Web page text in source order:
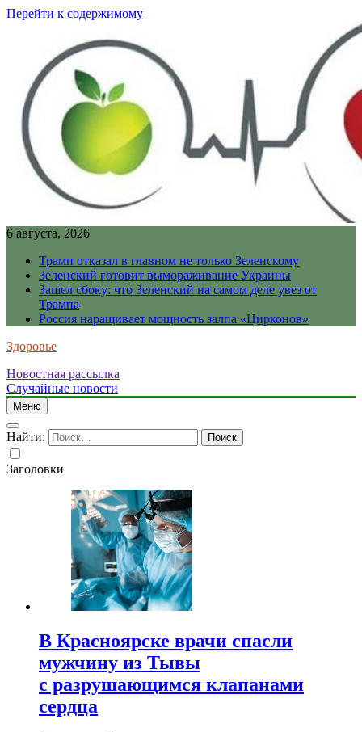
Перейти к содержимому
6 августа, 2026
Трамп отказал в главном не только Зеленскому
Зеленский готовит вымораживание Украины
Зашел сбоку: что Зеленский на самом деле увез от
Трампа
Россия наращивает мощность залпа «Цирконов»
Здоровье
Новостная рассылка
Случайные новости
Меню
Найти:
Заголовки
В Красноярске врачи спасли
мужчину из Тывы
с разрушающимся клапанами
сердца